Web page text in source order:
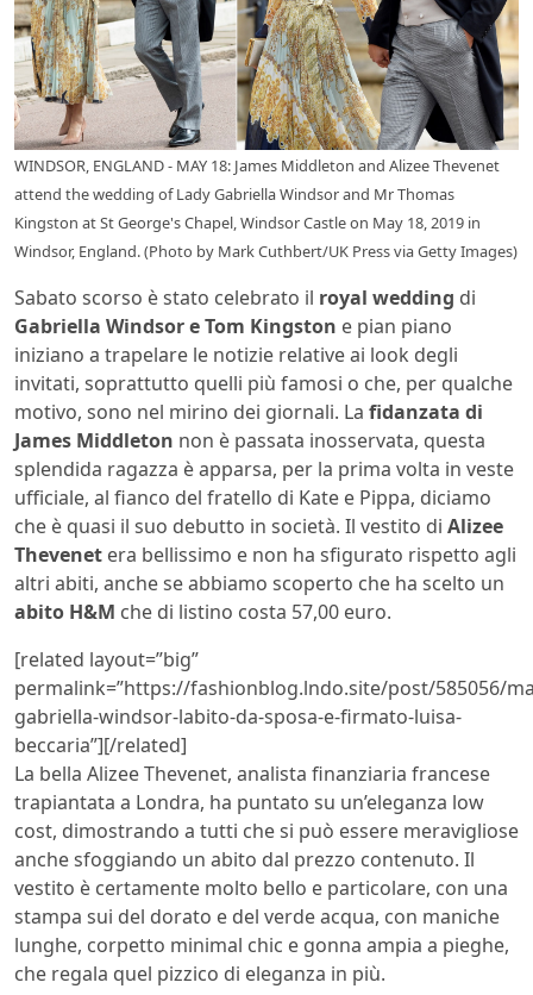
WINDSOR, ENGLAND - MAY 18: James Middleton and Alizee Thevenet
attend the wedding of Lady Gabriella Windsor and Mr Thomas
Kingston at St George's Chapel, Windsor Castle on May 18, 2019 in
Windsor, England. (Photo by Mark Cuthbert/UK Press via Getty Images)
Sabato scorso è stato celebrato il royal wedding di
Gabriella Windsor e Tom Kingston e pian piano
iniziano a trapelare le notizie relative ai look degli
invitati, soprattutto quelli più famosi o che, per qualche
motivo, sono nel mirino dei giornali. La fidanzata di
James Middleton non è passata inosservata, questa
splendida ragazza è apparsa, per la prima volta in veste
ufficiale, al fianco del fratello di Kate e Pippa, diciamo
che è quasi il suo debutto in società. Il vestito di Alizee
Thevenet era bellissimo e non ha sfigurato rispetto agli
altri abiti, anche se abbiamo scoperto che ha scelto un
abito H&M che di listino costa 57,00 euro.
[related layout=”big”
permalink=”https://fashionblog.lndo.site/post/585056/
gabriella-windsor-labito-da-sposa-e-firmato-luisa-
beccaria”][/related]
La bella Alizee Thevenet, analista finanziaria francese
trapiantata a Londra, ha puntato su un’eleganza low
cost, dimostrando a tutti che si può essere meravigliose
anche sfoggiando un abito dal prezzo contenuto. Il
vestito è certamente molto bello e particolare, con una
stampa sui del dorato e del verde acqua, con maniche
lunghe, corpetto minimal chic e gonna ampia a pieghe,
che regala quel pizzico di eleganza in più.